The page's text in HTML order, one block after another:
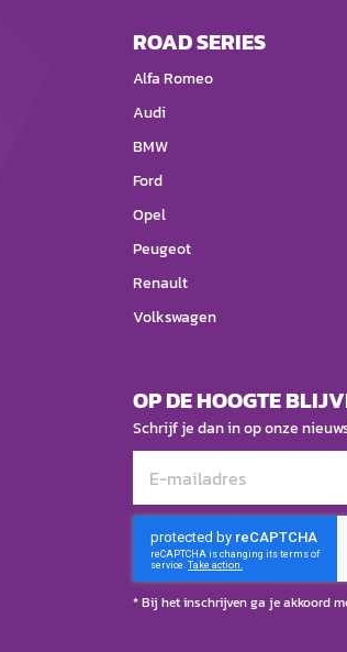
ROAD SERIES
Alfa Romeo
Audi
BMW
Ford
Opel
Peugeot
Renault
Volkswagen
OP DE HOOGTE
Schrijf je dan in op onze
* Bij het inschrijven ga je akkoord